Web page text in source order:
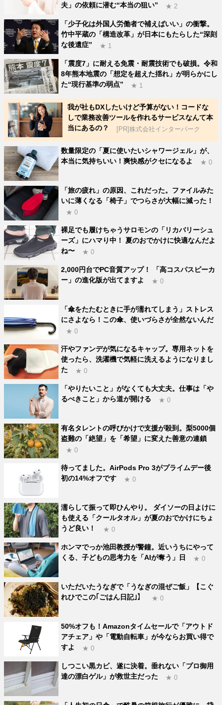
夫」の依頼に潜む“本当の狙い”
★ 2
「少子化は外国人労働者で補えばいい」の衝撃。
竹中平蔵の「構造改革」が日本にもたらした“深刻
な後遺症”
★ 1
「震度7」に耐える免震・耐震技術でも破損。令和
8年熊本地震の「想定を超えた揺れ」が明らかにし
た“現行基準の弱点”
★ 1
我が社もDXしたいけど予算がない！コードな
しで業務改善ツールを作れるサービスなんて本
当にあるの？
[PR]株式会社インターパーク
数量限定の「夏に使いたいシャワージェル」が、
本当に気持ちいい！爽快感がクセになるよ
★ 0
「旅の疲れ」の原因、これだった。ファイルみた
いに薄くなる「椅子」でつらさが大幅に減った！
★ 0
裸足でも履けちゃうサロモンの「リカバリーシュ
ーズ」にハマり中！ 夏のおでかけに快適なんだよ
ね〜
★ 0
2,000円台でPC音質アップ！ 「高コスパスピーカ
ー」の進化版が出てますよ
★ 0
「傘をたたむときに手が濡れてしまう」ストレス
にさよなら！この傘、使いづらさが全然ないんだ
★ 0
汗やファンデが気になるキャップ。専用ネットを
使ったら、洗濯機で気軽に洗えるようになりまし
た
★ 0
「やりたいこと」がなくても大丈夫。仕事は「や
るべきこと」から道が開ける
★ 0
有名タレントの呼びかけで支援が殺到。梨5000個
盗難の「絶望」を「希望」に変えた善意の連鎖
★ 0
待ってました。AirPods Pro 3がプライムデー後
初の14%オフです
★ 0
濡らして振って即ひんやり。 ダイソーの日よけに
も使える「クールタオル」が夏のおでかけにちょ
うど良い！
★ 0
ホンマでっか池田教授が警鐘。近いうちにやって
くる、子どもの思考力を「AIが奪う」日
★ 0
いただいたうなぎで「うなぎの混ぜご飯」【こぐ
れひでこの｢ごはん日記｣】
★ 0
50%オフも！Amazonタイムセールで「アウトド
アチェア」や「電動自転車」が今ならお買い得で
すよ
★ 0
しつこい黒カビ、遂に決着。垂れない「プロ御用
達の漂白ゲル」が救世主だった
★ 0